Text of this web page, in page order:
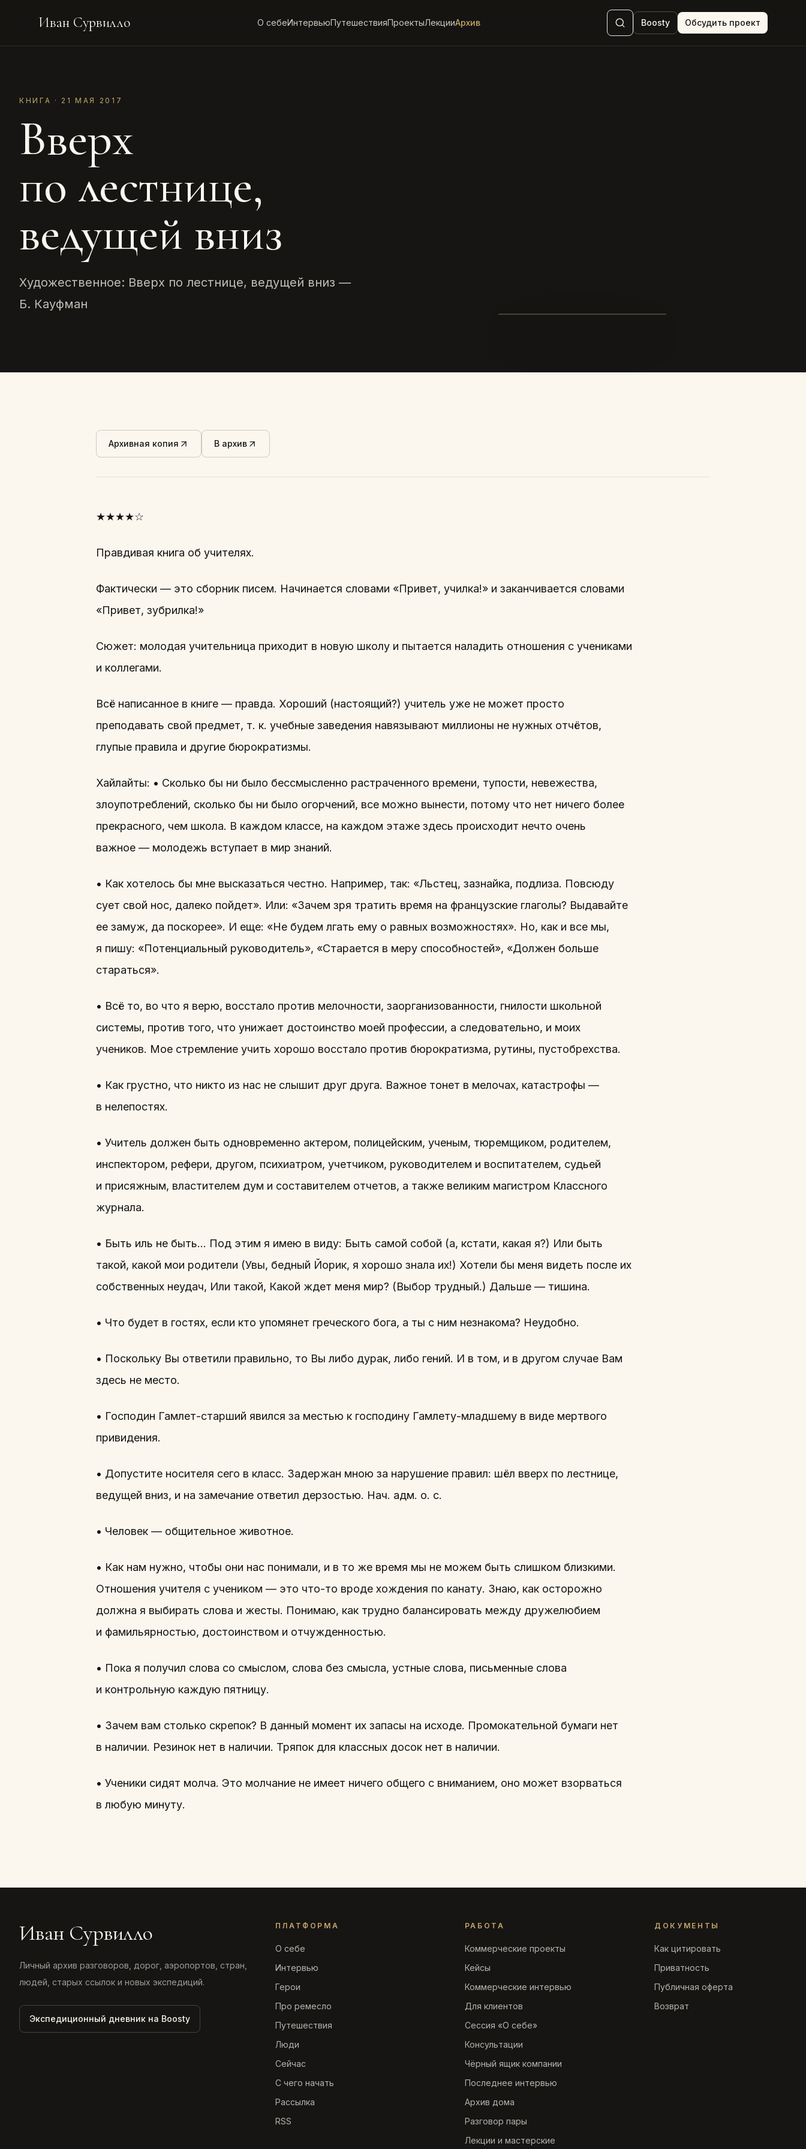
Иван Сурвилло О себеИнтервьюПутешествияПроектыЛекцииАрхив Boosty Обсудить проект
КНИГА · 21 МАЯ 2017
Вверх
по лестнице,
ведущей вниз
Художественное: Вверх по лестнице, ведущей вниз —
Б. Кауфман
Архивная копия В архив
★★★★☆
Правдивая книга об учителях.
Фактически — это сборник писем. Начинается словами «Привет, училка!» и заканчивается словами
«Привет, зубрилка!»
Сюжет: молодая учительница приходит в новую школу и пытается наладить отношения с учениками
и коллегами.
Всё написанное в книге — правда. Хороший (настоящий?) учитель уже не может просто
преподавать свой предмет, т. к. учебные заведения навязывают миллионы не нужных отчётов,
глупые правила и другие бюрократизмы.
Хайлайты: • Сколько бы ни было бессмысленно растраченного времени, тупости, невежества,
злоупотреблений, сколько бы ни было огорчений, все можно вынести, потому что нет ничего более
прекрасного, чем школа. В каждом классе, на каждом этаже здесь происходит нечто очень
важное — молодежь вступает в мир знаний.
• Как хотелось бы мне высказаться честно. Например, так: «Льстец, зазнайка, подлиза. Повсюду
сует свой нос, далеко пойдет». Или: «Зачем зря тратить время на французские глаголы? Выдавайте
ее замуж, да поскорее». И еще: «Не будем лгать ему о равных возможностях». Но, как и все мы,
я пишу: «Потенциальный руководитель», «Старается в меру способностей», «Должен больше
стараться».
• Всё то, во что я верю, восстало против мелочности, заорганизованности, гнилости школьной
системы, против того, что унижает достоинство моей профессии, а следовательно, и моих
учеников. Мое стремление учить хорошо восстало против бюрократизма, рутины, пустобрехства.
• Как грустно, что никто из нас не слышит друг друга. Важное тонет в мелочах, катастрофы —
в нелепостях.
• Учитель должен быть одновременно актером, полицейским, ученым, тюремщиком, родителем,
инспектором, рефери, другом, психиатром, учетчиком, руководителем и воспитателем, судьей
и присяжным, властителем дум и составителем отчетов, а также великим магистром Классного
журнала.
• Быть иль не быть… Под этим я имею в виду: Быть самой собой (а, кстати, какая я?) Или быть
такой, какой мои родители (Увы, бедный Йорик, я хорошо знала их!) Хотели бы меня видеть после их
собственных неудач, Или такой, Какой ждет меня мир? (Выбор трудный.) Дальше — тишина.
• Что будет в гостях, если кто упомянет греческого бога, а ты с ним незнакома? Неудобно.
• Поскольку Вы ответили правильно, то Вы либо дурак, либо гений. И в том, и в другом случае Вам
здесь не место.
• Господин Гамлет-старший явился за местью к господину Гамлету-младшему в виде мертвого
привидения.
• Допустите носителя сего в класс. Задержан мною за нарушение правил: шёл вверх по лестнице,
ведущей вниз, и на замечание ответил дерзостью. Нач. адм. о. с.
• Человек — общительное животное.
• Как нам нужно, чтобы они нас понимали, и в то же время мы не можем быть слишком близкими.
Отношения учителя с учеником — это что-то вроде хождения по канату. Знаю, как осторожно
должна я выбирать слова и жесты. Понимаю, как трудно балансировать между дружелюбием
и фамильярностью, достоинством и отчужденностью.
• Пока я получил слова со смыслом, слова без смысла, устные слова, письменные слова
и контрольную каждую пятницу.
• Зачем вам столько скрепок? В данный момент их запасы на исходе. Промокательной бумаги нет
в наличии. Резинок нет в наличии. Тряпок для классных досок нет в наличии.
• Ученики сидят молча. Это молчание не имеет ничего общего с вниманием, оно может взорваться
в любую минуту.
Иван Сурвилло
Личный архив разговоров, дорог, аэропортов, стран,
людей, старых ссылок и новых экспедиций.
Экспедиционный дневник на Boosty
ПЛАТФОРМА
О себе
Интервью
Герои
Про ремесло
Путешествия
Люди
Сейчас
С чего начать
Рассылка
RSS
РАБОТА
Коммерческие проекты
Кейсы
Коммерческие интервью
Для клиентов
Сессия «О себе»
Консультации
Чёрный ящик компании
Последнее интервью
Архив дома
Разговор пары
Лекции и мастерские
ДОКУМЕНТЫ
Как цитировать
Приватность
Публичная оферта
Возврат